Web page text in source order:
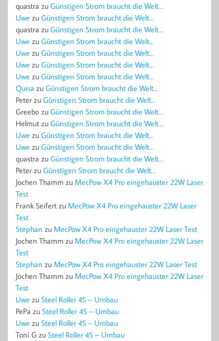
quastra zu Günstigen Strom braucht die Welt…
Uwe zu Günstigen Strom braucht die Welt…
quastra zu Günstigen Strom braucht die Welt…
Uwe zu Günstigen Strom braucht die Welt…
Uwe zu Günstigen Strom braucht die Welt…
Uwe zu Günstigen Strom braucht die Welt…
Uwe zu Günstigen Strom braucht die Welt…
Quisa zu Günstigen Strom braucht die Welt…
Peter zu Günstigen Strom braucht die Welt…
Greebo zu Günstigen Strom braucht die Welt…
Helmut zu Günstigen Strom braucht die Welt…
Uwe zu Günstigen Strom braucht die Welt…
Uwe zu Günstigen Strom braucht die Welt…
quastra zu Günstigen Strom braucht die Welt…
Peter zu Günstigen Strom braucht die Welt…
Jochen Thamm zu MecPow X4 Pro eingehauster 22W Laser
Test
Frank Seifert zu MecPow X4 Pro eingehauster 22W Laser
Test
Stephan zu MecPow X4 Pro eingehauster 22W Laser Test
Jochen Thamm zu MecPow X4 Pro eingehauster 22W Laser
Test
Stephan zu MecPow X4 Pro eingehauster 22W Laser Test
Jochen Thamm zu MecPow X4 Pro eingehauster 22W Laser
Test
Uwe zu Steel Roller 45 – Umbau
PePa zu Steel Roller 45 – Umbau
Uwe zu Steel Roller 45 – Umbau
Toni G zu Steel Roller 45 – Umbau